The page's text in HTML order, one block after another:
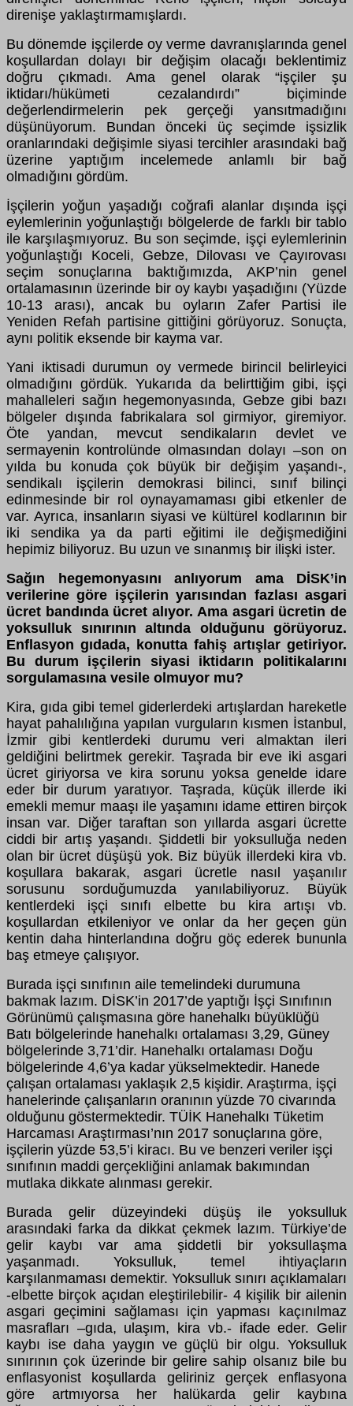
direnişe yaklaştırmamışlardı.
Bu dönemde işçilerde oy verme davranışlarında genel
koşullardan dolayı bir değişim olacağı beklentimiz
doğru çıkmadı. Ama genel olarak “işçiler şu
iktidarı/hükümeti cezalandırdı” biçiminde
değerlendirmelerin pek gerçeği yansıtmadığını
düşünüyorum. Bundan önceki üç seçimde işsizlik
oranlarındaki değişimle siyasi tercihler arasındaki bağ
üzerine yaptığım incelemede anlamlı bir bağ
olmadığını gördüm.
İşçilerin yoğun yaşadığı coğrafi alanlar dışında işçi
eylemlerinin yoğunlaştığı bölgelerde de farklı bir tablo
ile karşılaşmıyoruz. Bu son seçimde, işçi eylemlerinin
yoğunlaştığı Koceli, Gebze, Dilovası ve Çayırovası
seçim sonuçlarına baktığımızda, AKP’nin genel
ortalamasının üzerinde bir oy kaybı yaşadığını (Yüzde
10-13 arası), ancak bu oyların Zafer Partisi ile
Yeniden Refah partisine gittiğini görüyoruz. Sonuçta,
aynı politik eksende bir kayma var.
Yani iktisadi durumun oy vermede birincil belirleyici
olmadığını gördük. Yukarıda da belirttiğim gibi, işçi
mahalleleri sağın hegemonyasında, Gebze gibi bazı
bölgeler dışında fabrikalara sol girmiyor, giremiyor.
Öte yandan, mevcut sendikaların devlet ve
sermayenin kontrolünde olmasından dolayı –son on
yılda bu konuda çok büyük bir değişim yaşandı-,
sendikalı işçilerin demokrasi bilinci, sınıf bilinçi
edinmesinde bir rol oynayamaması gibi etkenler de
var. Ayrıca, insanların siyasi ve kültürel kodlarının bir
iki sendika ya da parti eğitimi ile değişmediğini
hepimiz biliyoruz. Bu uzun ve sınanmış bir ilişki ister.
Sağın hegemonyasını anlıyorum ama DİSK’in
verilerine göre işçilerin yarısından fazlası asgari
ücret bandında ücret alıyor. Ama asgari ücretin de
yoksulluk sınırının altında olduğunu görüyoruz.
Enflasyon gıdada, konutta fahiş artışlar getiriyor.
Bu durum işçilerin siyasi iktidarın politikalarını
sorgulamasına vesile olmuyor mu?
Kira, gıda gibi temel giderlerdeki artışlardan hareketle
hayat pahalılığına yapılan vurguların kısmen İstanbul,
İzmir gibi kentlerdeki durumu veri almaktan ileri
geldiğini belirtmek gerekir. Taşrada bir eve iki asgari
ücret giriyorsa ve kira sorunu yoksa genelde idare
eder bir durum yaratıyor. Taşrada, küçük illerde iki
emekli memur maaşı ile yaşamını idame ettiren birçok
insan var. Diğer taraftan son yıllarda asgari ücrette
ciddi bir artış yaşandı. Şiddetli bir yoksulluğa neden
olan bir ücret düşüşü yok. Biz büyük illerdeki kira vb.
koşullara bakarak, asgari ücretle nasıl yaşanılır
sorusunu sorduğumuzda yanılabiliyoruz. Büyük
kentlerdeki işçi sınıfı elbette bu kira artışı vb.
koşullardan etkileniyor ve onlar da her geçen gün
kentin daha hinterlandına doğru göç ederek bununla
baş etmeye çalışıyor.
Burada işçi sınıfının aile temelindeki durumuna
bakmak lazım. DİSK’in 2017’de yaptığı İşçi Sınıfının
Görünümü çalışmasına göre hanehalkı büyüklüğü
Batı bölgelerinde hanehalkı ortalaması 3,29, Güney
bölgelerinde 3,71’dir. Hanehalkı ortalaması Doğu
bölgelerinde 4,6’ya kadar yükselmektedir. Hanede
çalışan ortalaması yaklaşık 2,5 kişidir. Araştırma, işçi
hanelerinde çalışanların oranının yüzde 70 civarında
olduğunu göstermektedir. TÜİK Hanehalkı Tüketim
Harcaması Araştırması’nın 2017 sonuçlarına göre,
işçilerin yüzde 53,5’i kiracı. Bu ve benzeri veriler işçi
sınıfının maddi gerçekliğini anlamak bakımından
mutlaka dikkate alınması gerekir.
Burada gelir düzeyindeki düşüş ile yoksulluk
arasındaki farka da dikkat çekmek lazım. Türkiye’de
gelir kaybı var ama şiddetli bir yoksullaşma
yaşanmadı. Yoksulluk, temel ihtiyaçların
karşılanmaması demektir. Yoksulluk sınırı açıklamaları
-elbette birçok açıdan eleştirilebilir- 4 kişilik bir ailenin
asgari geçimini sağlaması için yapması kaçınılmaz
masrafları –gıda, ulaşım, kira vb.- ifade eder. Gelir
kaybı ise daha yaygın ve güçlü bir olgu. Yoksulluk
sınırının çok üzerinde bir gelire sahip olsanız bile bu
enflasyonist koşullarda geliriniz gerçek enflasyona
göre artmıyorsa her halükarda gelir kaybına